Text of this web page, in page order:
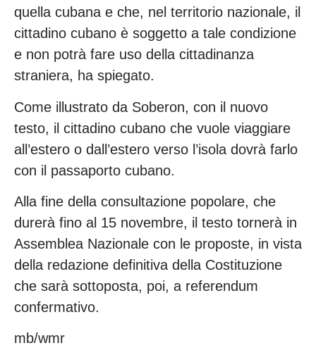
quella cubana e che, nel territorio nazionale, il
cittadino cubano è soggetto a tale condizione
e non potrà fare uso della cittadinanza
straniera, ha spiegato.
Come illustrato da Soberon, con il nuovo
testo, il cittadino cubano che vuole viaggiare
all’estero o dall’estero verso l’isola dovrà farlo
con il passaporto cubano.
Alla fine della consultazione popolare, che
durerà fino al 15 novembre, il testo tornerà in
Assemblea Nazionale con le proposte, in vista
della redazione definitiva della Costituzione
che sarà sottoposta, poi, a referendum
confermativo.
mb/wmr